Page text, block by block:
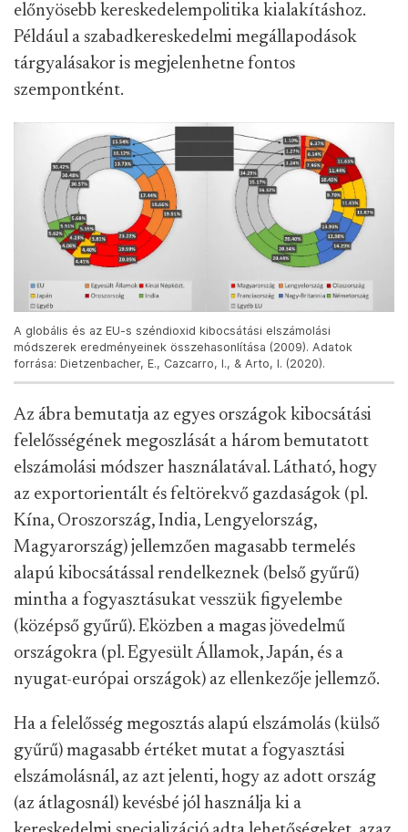
előnyösebb kereskedelempolitika kialakításhoz.
Például a szabadkereskedelmi megállapodások
tárgyalásakor is megjelenhetne fontos
szempontként.
A globális és az EU-s széndioxid kibocsátási elszámolási
módszerek eredményeinek összehasonlítása (2009). Adatok
forrása: Dietzenbacher, E., Cazcarro, I., & Arto, I. (2020).
Az ábra bemutatja az egyes országok kibocsátási
felelősségének megoszlását a három bemutatott
elszámolási módszer használatával. Látható, hogy
az exportorientált és feltörekvő gazdaságok (pl.
Kína, Oroszország, India, Lengyelország,
Magyarország) jellemzően magasabb termelés
alapú kibocsátással rendelkeznek (belső gyűrű)
mintha a fogyasztásukat vesszük figyelembe
(középső gyűrű). Eközben a magas jövedelmű
országokra (pl. Egyesült Államok, Japán, és a
nyugat-európai országok) az ellenkezője jellemző.
Ha a felelősség megosztás alapú elszámolás (külső
gyűrű) magasabb értéket mutat a fogyasztási
elszámolásnál, az azt jelenti, hogy az adott ország
(az átlagosnál) kevésbé jól használja ki a